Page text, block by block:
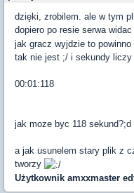
dzięki, zrobilem. ale w tym
dopiero po resie serwa
jak gracz wyjdzie to
tak nie jest ;/ i sekundy liczy
00:01:118
jak moze byc 118 sekund?;d
a jak usunelem stary plik z
tworzy
Użytkownik amxxmaster